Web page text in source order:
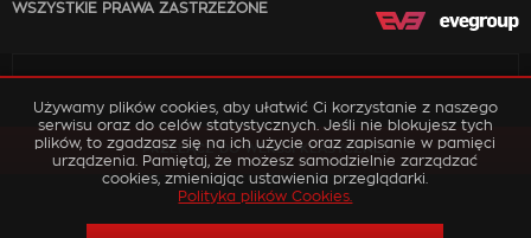
WSZYSTKIE PRAWA ZASTRZEŻONE
PRZEŁĄCZ DO WERSJI KLASYCZNEJ
Używamy plików cookies, aby ułatwić Ci korzystanie z naszego
serwisu oraz do celów statystycznych. Jeśli nie blokujesz tych
plików, to zgadzasz się na ich użycie oraz zapisanie w pamięci
urządzenia. Pamiętaj, że możesz samodzielnie zarządzać
cookies, zmieniając ustawienia przeglądarki.
Polityka plików Cookies.